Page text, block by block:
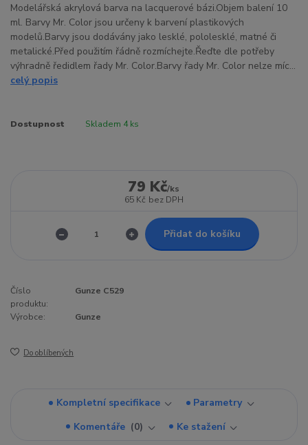
Modelářská akrylová barva na lacquerové bázi.Objem balení 10
ml. Barvy Mr. Color jsou určeny k barvení plastikových
modelů.Barvy jsou dodávány jako lesklé, pololesklé, matné či
metalické.Před použitím řádně rozmíchejte.Řeďte dle potřeby
výhradně ředidlem řady Mr. Color.Barvy řady Mr. Color nelze míc...
celý popis
Dostupnost Skladem 4 ks
79 Kč/ks
65 Kč bez DPH
Přidat do košíku
Číslo
produktu:
Gunze C529
Výrobce: Gunze
Do oblíbených
Kompletní specifikace
Parametry
Komentáře
0 Ke stažení